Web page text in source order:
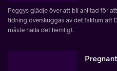
Peggys glädje över att bli anlitad för
tidning överskuggas av det faktum att
måste hålla det hemligt.